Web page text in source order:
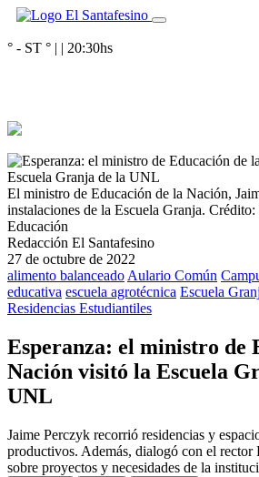
° - ST ° | | 20:30hs
El ministro de Educación de la Nación,
instalaciones de la Escuela Granja. Crédito:
Educación
Redacción El Santafesino
27 de octubre de 2022
alimento balanceado Aulario Común
educativa escuela agrotécnica Escuela
Residencias Estudiantiles
Esperanza: el ministro de
Nación visitó la Escuela
UNL
Jaime Perczyk recorrió residencias y
productivos. Además, dialogó con el rector
sobre proyectos y necesidades de la